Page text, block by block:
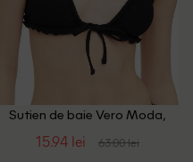
Sutien de baie Vero Moda,
15.94 lei 63.00 lei